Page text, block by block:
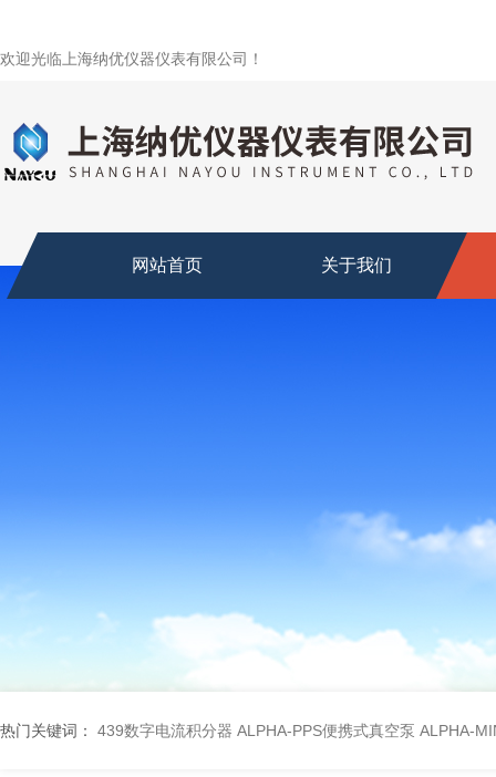
欢迎光临上海纳优仪器仪表有限公司！
网站首页 关于我们
热门关键词： 439数字电流积分器 ALPHA-PPS便携式真空泵 ALPHA-